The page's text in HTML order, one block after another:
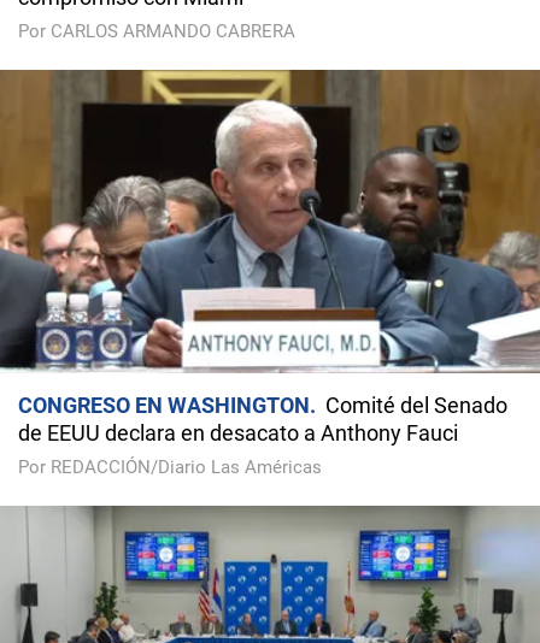
Por CARLOS ARMANDO CABRERA
CONGRESO EN WASHINGTON
Comité del Senado
de EEUU declara en desacato a Anthony Fauci
Por REDACCIÓN/Diario Las Américas